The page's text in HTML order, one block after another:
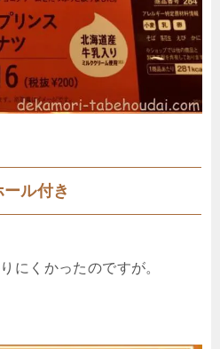
ル付き
にくかったのですが。